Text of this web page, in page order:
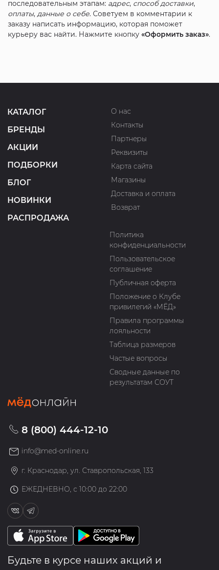
последовательным этапам: адрес, способ доставки,
оплаты, данные о себе. Советуем в комментарии к
заказу написать информацию, которая поможет
курьеру вас найти. Нажмите кнопку «Оформить заказ».
КАТАЛОГ
БРЕНДЫ
АКЦИИ
ПОДБОРКИ
БЛОГ
НОВИНКИ
РАСПРОДАЖА
О нас
Контакты
Партнеры
Реквизиты
Карта сайта
Магазины
Доставка и оплата
Возврат
Политика
конфиденциальности
Пользовательское
соглашение
Публичная оферта
Положение о Клубе
привилегий «МЁД»
Правила программы
лояльности
Таблица размеров
Частые вопросы
Сводные данные по
результатам СОУТ
8 (800) 444-12-10
info@med-online.ru
г. Краснодар, ул. Ставропольская, 133
ЕЖЕДНЕВНО, с 10:00 до 22:00
Будьте в курсе наших акций и